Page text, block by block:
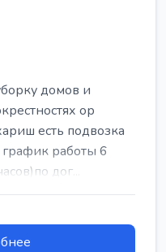
домов и
ор
есть подвозка
работы 6
дог...